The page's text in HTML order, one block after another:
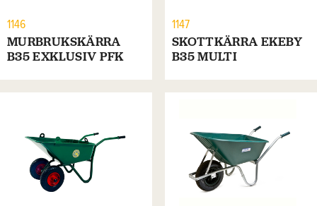
1146
MURBRUKSKÄRRA
B35 EXKLUSIV PFK
1147
SKOTTKÄRRA EKEBY
B35 MULTI